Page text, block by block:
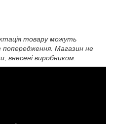
товару можуть
попередження. Магазин не
внесені виробником.